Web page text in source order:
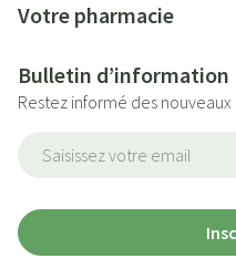
Votre pharmacie
Bulletin d’information
Restez informé des